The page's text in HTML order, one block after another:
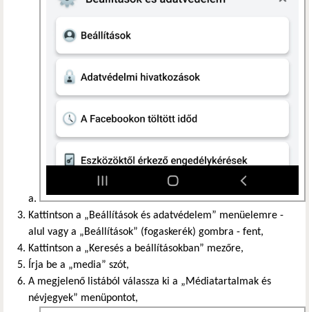
Kattintson a „Beállítások és adatvédelem” menüelemre -
alul vagy a „Beállítások” (fogaskerék) gombra - fent,
Kattintson a „Keresés a beállításokban” mezőre,
Írja be a „media” szót,
A megjelenő listából válassza ki a „Médiatartalmak és
névjegyek” menüpontot,